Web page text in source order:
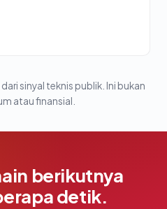
sinyal teknis publik. Ini bukan
atau finansial.
berikutnya
detik.